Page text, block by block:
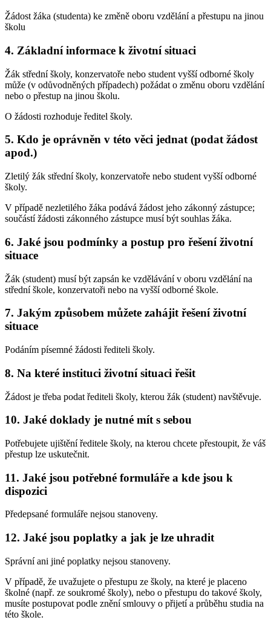
Žádost žáka (studenta) ke změně oboru vzdělání a přestupu na jinou
školu
4. Základní informace k životní situaci
Žák střední školy, konzervatoře nebo student vyšší odborné školy
může (v odůvodněných případech) požádat o změnu oboru vzdělání
nebo o přestup na jinou školu.
O žádosti rozhoduje ředitel školy.
5. Kdo je oprávněn v této věci jednat (podat žádost
apod.)
Zletilý žák střední školy, konzervatoře nebo student vyšší odborné
školy.
V případě nezletilého žáka podává žádost jeho zákonný zástupce;
součástí žádosti zákonného zástupce musí být souhlas žáka.
6. Jaké jsou podmínky a postup pro řešení životní
situace
Žák (student) musí být zapsán ke vzdělávání v oboru vzdělání na
střední škole, konzervatoři nebo na vyšší odborné škole.
7. Jakým způsobem můžete zahájit řešení životní
situace
Podáním písemné žádosti řediteli školy.
8. Na které instituci životní situaci řešit
Žádost je třeba podat řediteli školy, kterou žák (student) navštěvuje.
10. Jaké doklady je nutné mít s sebou
Potřebujete ujištění ředitele školy, na kterou chcete přestoupit, že váš
přestup lze uskutečnit.
11. Jaké jsou potřebné formuláře a kde jsou k
dispozici
Předepsané formuláře nejsou stanoveny.
12. Jaké jsou poplatky a jak je lze uhradit
Správní ani jiné poplatky nejsou stanoveny.
V případě, že uvažujete o přestupu ze školy, na které je placeno
školné (např. ze soukromé školy), nebo o přestupu do takové školy,
musíte postupovat podle znění smlouvy o přijetí a průběhu studia na
této škole.